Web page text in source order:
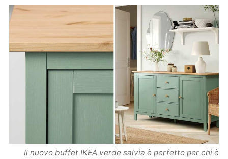
Il nuovo buffet IKEA verde salvia è perfetto per chi è